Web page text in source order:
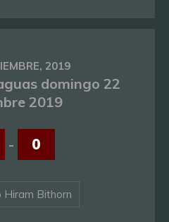
2019
domingo 22
2019
- 0
Bithorn